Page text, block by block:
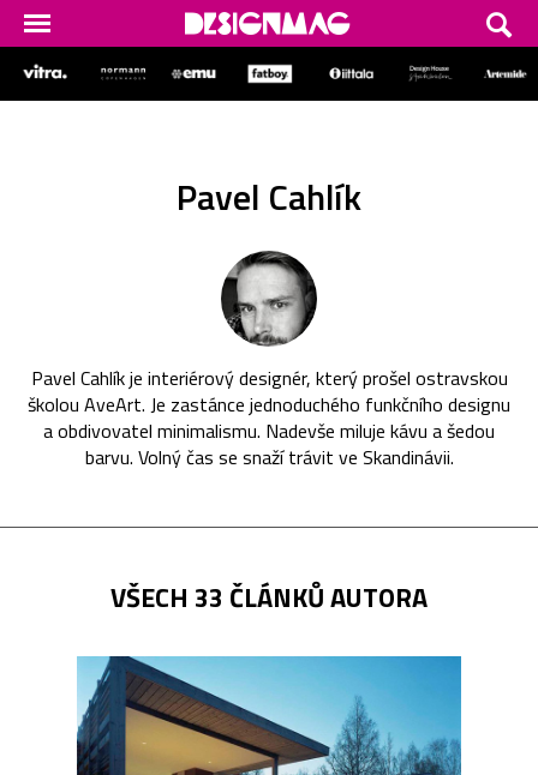
Pavel Cahlík
Pavel Cahlík je interiérový designér, který prošel ostravskou
školou AveArt. Je zastánce jednoduchého funkčního designu
a obdivovatel minimalismu. Nadevše miluje kávu a šedou
barvu. Volný čas se snaží trávit ve Skandinávii.
VŠECH 33 ČLÁNKŮ AUTORA